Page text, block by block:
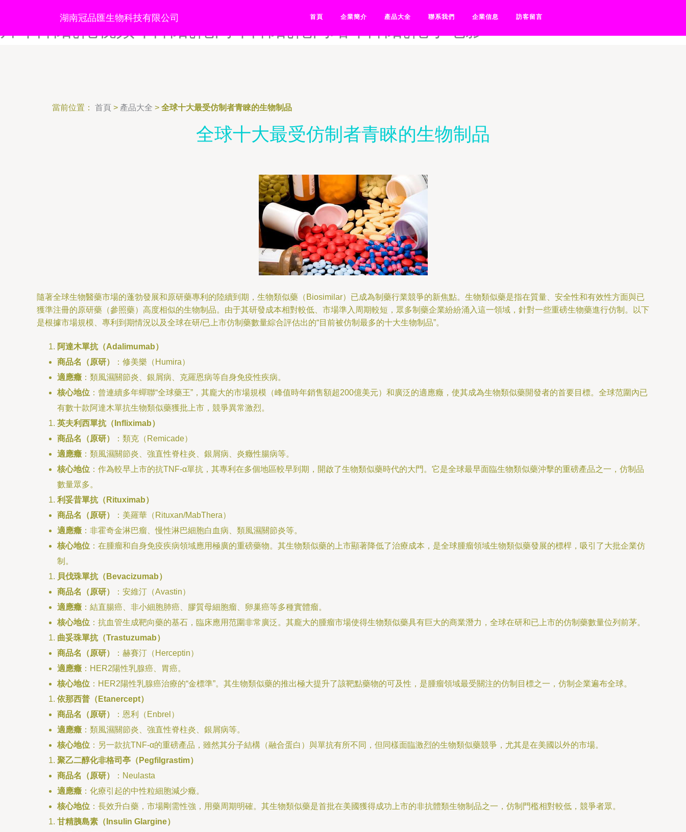
日韩撸撸有码AV-日韩乱交网站-日韩乱理-日韩乱伦电影-日韩乱伦免费电影-日韩乱伦
湖南冠品匯生物科技有限公司 首頁 企業簡介 產品大全 聯系我們 企業信息 訪客留言
當前位置： 首頁 > 產品大全 > 全球十大最受仿制者青睞的生物制品
全球十大最受仿制者青睞的生物制品
隨著全球生物醫藥市場的蓬勃發展和原研藥專利的陸續到期，生物類似藥（Biosimilar）已成為制藥行業競爭的新焦點。生物類似藥是指在質量、安全性和有效性方面與已
獲準注冊的原研藥（參照藥）高度相似的生物制品。由于其研發成本相對較低、市場準入周期較短，眾多制藥企業紛紛涌入這一領域，針對一些重磅生物藥進行仿制。以下
是根據市場規模、專利到期情況以及全球在研/已上市仿制藥數量綜合評估出的“目前被仿制最多的十大生物制品”。
阿達木單抗（Adalimumab）
商品名（原研）
：修美樂（Humira）
適應癥 ：類風濕關節炎、銀屑病、克羅恩病等自身免疫性疾病。
核心地位 ：曾連續多年蟬聯“全球藥王”，其龐大的市場規模（峰值時年銷售額超200億美元）和廣泛的適應癥，使其成為生物類似藥開發者的首要目標。全球范圍內已
有數十款阿達木單抗生物類似藥獲批上市，競爭異常激烈。
英夫利西單抗（Infliximab）
商品名（原研）
：類克（Remicade）
適應癥 ：類風濕關節炎、強直性脊柱炎、銀屑病、炎癥性腸病等。
核心地位 ：作為較早上市的抗TNF-α單抗，其專利在多個地區較早到期，開啟了生物類似藥時代的大門。它是全球最早面臨生物類似藥沖擊的重磅產品之一，仿制品
數量眾多。
利妥昔單抗（Rituximab）
商品名（原研）
：美羅華（Rituxan/MabThera）
適應癥 ：非霍奇金淋巴瘤、慢性淋巴細胞白血病、類風濕關節炎等。
核心地位 ：在腫瘤和自身免疫疾病領域應用極廣的重磅藥物。其生物類似藥的上市顯著降低了治療成本，是全球腫瘤領域生物類似藥發展的標桿，吸引了大批企業仿
制。
貝伐珠單抗（Bevacizumab）
商品名（原研）
：安維汀（Avastin）
適應癥 ：結直腸癌、非小細胞肺癌、膠質母細胞瘤、卵巢癌等多種實體瘤。
核心地位 ：抗血管生成靶向藥的基石，臨床應用范圍非常廣泛。其龐大的腫瘤市場使得生物類似藥具有巨大的商業潛力，全球在研和已上市的仿制藥數量位列前茅。
曲妥珠單抗（Trastuzumab）
商品名（原研）
：赫賽汀（Herceptin）
適應癥 ：HER2陽性乳腺癌、胃癌。
核心地位 ：HER2陽性乳腺癌治療的“金標準”。其生物類似藥的推出極大提升了該靶點藥物的可及性，是腫瘤領域最受關注的仿制目標之一，仿制企業遍布全球。
依那西普（Etanercept）
商品名（原研）
：恩利（Enbrel）
適應癥 ：類風濕關節炎、強直性脊柱炎、銀屑病等。
核心地位 ：另一款抗TNF-α的重磅產品，雖然其分子結構（融合蛋白）與單抗有所不同，但同樣面臨激烈的生物類似藥競爭，尤其是在美國以外的市場。
聚乙二醇化非格司亭（Pegfilgrastim）
商品名（原研）
：Neulasta
適應癥 ：化療引起的中性粒細胞減少癥。
核心地位 ：長效升白藥，市場剛需性強，用藥周期明確。其生物類似藥是首批在美國獲得成功上市的非抗體類生物制品之一，仿制門檻相對較低，競爭者眾。
甘精胰島素（Insulin Glargine）